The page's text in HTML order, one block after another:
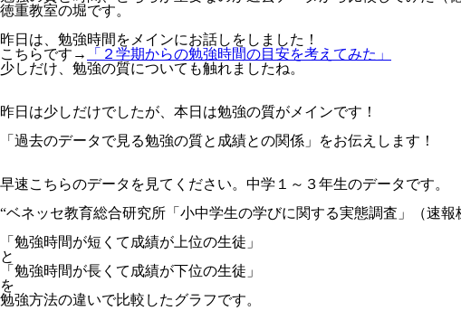
徳重教室の堀です。
昨日は、勉強時間をメインにお話しをしました！
こちらです→
「２学期からの勉強時間の目安を考えてみた」
少しだけ、勉強の質についても触れましたね。
昨日は少しだけでしたが、本日は勉強の質がメインです！
「過去のデータで見る勉強の質と成績との関係」
をお伝えします！
早速こちらのデータを見てください。中学１～３年生のデータです。
“ベネッセ教育総合研究所「小中学生の学びに関する実態調査」（速
「勉強時間が短くて成績が上位の生徒」
と
「勉強時間が長くて成績が下位の生徒」
を
勉強方法の違いで比較したグラフです。